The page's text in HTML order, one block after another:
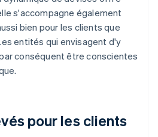
s'accompagne également
bien pour les clients que
entités qui envisagent d'y
conséquent être conscientes
pour les clients